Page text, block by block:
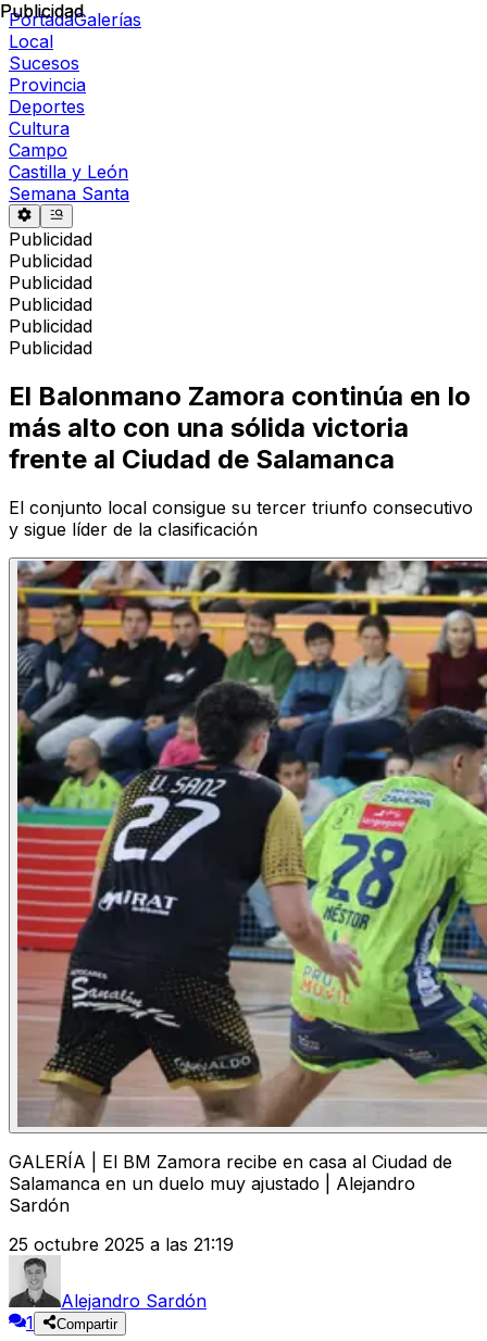
PortadaGalerías
Local
Sucesos
Provincia
Deportes
Cultura
Campo
Castilla y León
Semana Santa
Publicidad
Publicidad
Publicidad
Publicidad
Publicidad
Publicidad
Publicidad
El Balonmano Zamora continúa en lo
más alto con una sólida victoria
frente al Ciudad de Salamanca
El conjunto local consigue su tercer triunfo consecutivo
y sigue líder de la clasificación
GALERÍA | El BM Zamora recibe en casa al Ciudad de
Salamanca en un duelo muy ajustado | Alejandro
Sardón
25 octubre 2025 a las 21:19
Alejandro Sardón
1
Compartir
Publicidad